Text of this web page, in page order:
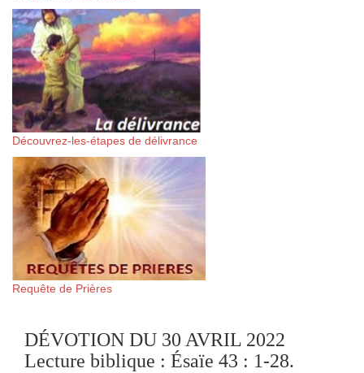
Découvrez-les-étapes de délivrance
Requête de Prières
DÉVOTION DU 30 AVRIL 2022
Lecture biblique : Ésaïe 43 : 1-28.